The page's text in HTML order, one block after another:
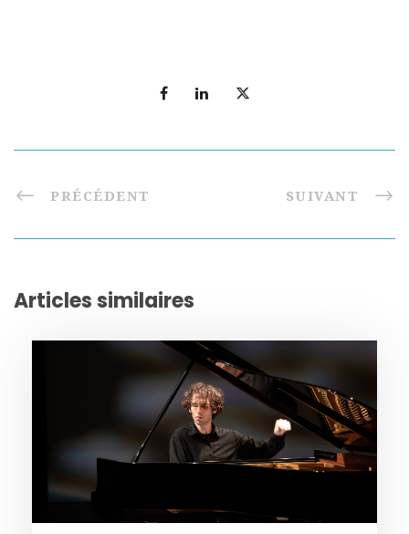
PRÉCÉDENT SUIVANT
Articles similaires